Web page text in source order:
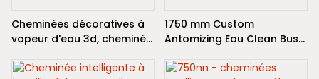
Cheminées décoratives à
vapeur d'eau 3d, cheminée
inoxydable, flamme Led,
1750 mm Custom
Antomizing Eau Clean Bust
Mist Fire